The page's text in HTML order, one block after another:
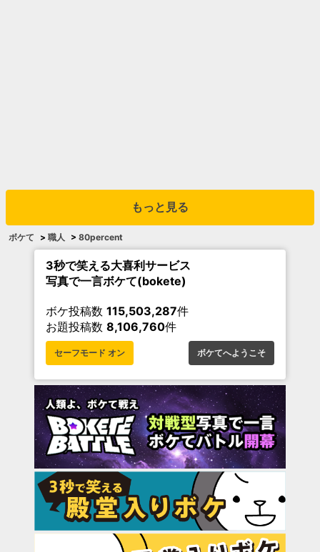
もっと見る
ボケて > 職人 > 80percent
3秒で笑える大喜利サービス
写真で一言ボケて(bokete)
ボケ投稿数 115,503,287件
お題投稿数 8,106,760件
セーフモード オン ボケてへようこそ